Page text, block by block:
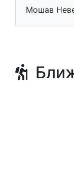
Мошав